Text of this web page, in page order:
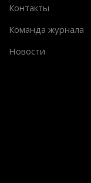
Контакты
Команда журнала
Новости